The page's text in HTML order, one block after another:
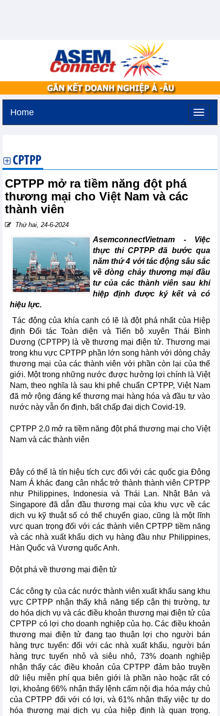
Home
CPTPP
CPTPP mở ra tiềm năng đột phá
thương mại cho Việt Nam và các
thành viên
Thứ hai, 24-6-2024
AsemconnectVietnam - Việc
thực thi CPTPP đã bước qua
năm thứ 4 với tác động sâu sắc
về dòng chảy thương mại đầu
tư của các thành viên sau khi
hiệp định được ký kết và có
hiệu lực.
Tác động của khía cạnh có lẽ là đột phá nhất của Hiệp
định Đối tác Toàn diện và Tiến bộ xuyên Thái Bình
Dương (CPTPP) là về thương mại điện tử. Thương mại
trong khu vực CPTPP phần lớn song hành với dòng chảy
thương mại của các thành viên với phần còn lại của thế
giới. Một trong những nước được hưởng lợi chính là Việt
Nam, theo nghĩa là sau khi phê chuẩn CPTPP, Việt Nam
đã mở rộng đáng kể thương mại hàng hóa và đầu tư vào
nước này vẫn ổn định, bất chấp đại dịch Covid-19.
CPTPP 2.0 mở ra tiềm năng đột phá thương mại cho Việt
Nam và các thành viên
Đây có thể là tín hiệu tích cực đối với các quốc gia Đông
Nam Á khác đang cân nhắc trở thành thành viên CPTPP
như Philippines, Indonesia và Thái Lan. Nhật Bản và
Singapore đã dẫn đầu thương mại của khu vực về các
dịch vụ kỹ thuật số có thể chuyển giao, cũng là một lĩnh
vực quan trọng đối với các thành viên CPTPP tiềm năng
và các nhà xuất khẩu dịch vụ hàng đầu như Philippines,
Hàn Quốc và Vương quốc Anh.
Đột phá về thương mại điện tử
Các công ty của các nước thành viên xuất khẩu sang khu
vực CPTPP nhận thấy khả năng tiếp cận thị trường, tự
do hóa dịch vụ và các điều khoản thương mại điện tử của
CPTPP có lợi cho doanh nghiệp của họ. Các điều khoản
thương mại điện tử đang tạo thuận lợi cho người bán
hàng trực tuyến: đối với các nhà xuất khẩu, người bán
hàng trực tuyến nhỏ và siêu nhỏ, 73% doanh nghiệp
nhận thấy các điều khoản của CPTPP đảm bảo truyền
dữ liệu miễn phí qua biên giới là phần nào hoặc rất có
lợi, khoảng 66% nhận thấy lệnh cấm nội địa hóa máy chủ
của CPTPP đối với có lợi, và 61% nhận thấy việc tự do
hóa thương mại dịch vụ của hiệp định là quan trọng.